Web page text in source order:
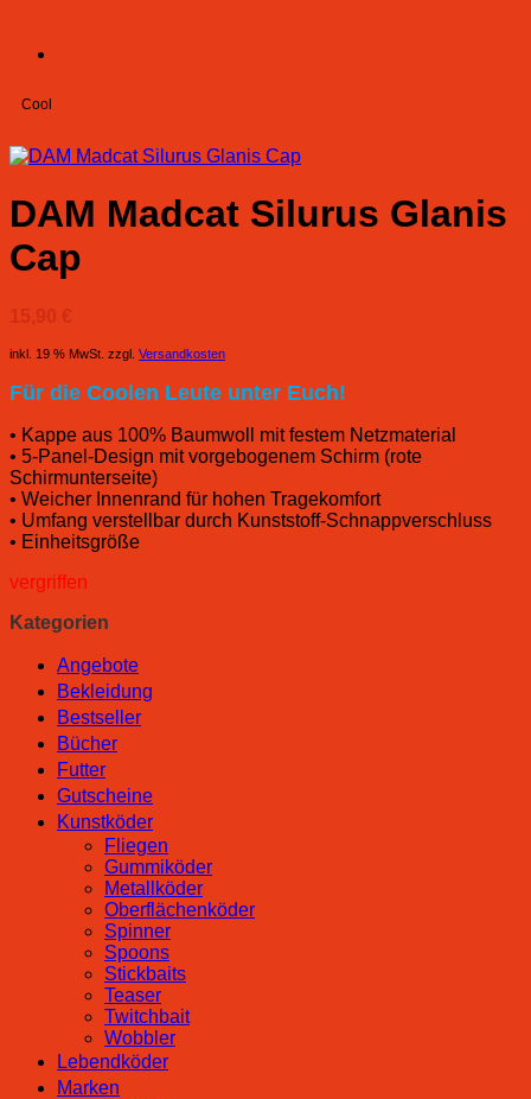
Cool
DAM Madcat Silurus Glanis
Cap
15,90 €
inkl. 19 % MwSt. zzgl. Versandkosten
Für die Coolen Leute unter Euch!
• Kappe aus 100% Baumwoll mit festem Netzmaterial
• 5-Panel-Design mit vorgebogenem Schirm (rote
Schirmunterseite)
• Weicher Innenrand für hohen Tragekomfort
• Umfang verstellbar durch Kunststoff-Schnappverschluss
• Einheitsgröße
vergriffen
Kategorien
Angebote
Bekleidung
Bestseller
Bücher
Futter
Gutscheine
Kunstköder
Fliegen
Gummiköder
Metallköder
Oberflächenköder
Spinner
Spoons
Stickbaits
Teaser
Twitchbait
Wobbler
Lebendköder
Marken